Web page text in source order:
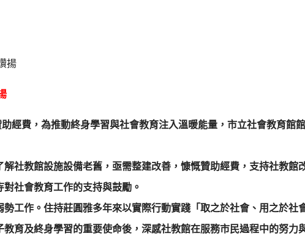
經費，為推動終身學習與社會教育注入溫暖能量，市立社會教育館
社教館設施設備老舊，亟需整建改善，慷慨贊助經費，支持社教館
社會教育工作的支持與鼓勵。
工作。住持莊圓雅多年來以實際行動實踐「取之於社會、用之於
育及終身學習的重要使命後，深感社教館在服務市民過程中的努